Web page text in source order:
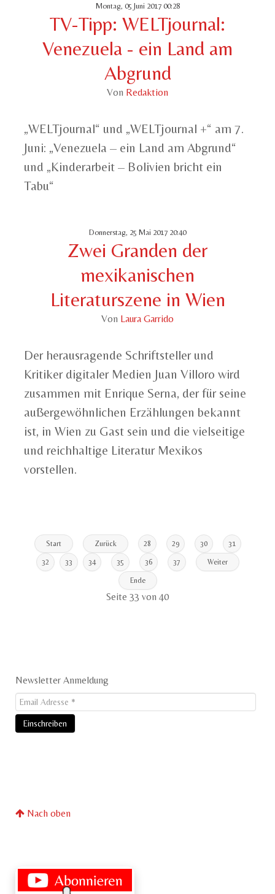
Montag, 05 Juni 2017 00:28
TV-Tipp: WELTjournal:
Venezuela - ein Land am
Abgrund
Von Redaktion
„WELTjournal“ und „WELTjournal +“ am 7.
Juni: „Venezuela – ein Land am Abgrund“
und „Kinderarbeit – Bolivien bricht ein
Tabu“
Donnerstag, 25 Mai 2017 20:40
Zwei Granden der
mexikanischen
Literaturszene in Wien
Von Laura Garrido
Der herausragende Schriftsteller und
Kritiker digitaler Medien Juan Villoro wird
zusammen mit Enrique Serna, der für seine
außergewöhnlichen Erzählungen bekannt
ist, in Wien zu Gast sein und die vielseitige
und reichhaltige Literatur Mexikos
vorstellen.
Start Zurück 28 29 30 31
32 33 34 35 36 37 Weiter
Ende
Seite 33 von 40
Newsletter Anmeldung
Nach oben